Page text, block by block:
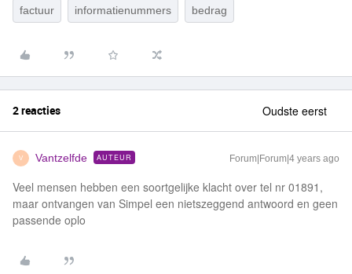
factuur informatienummers bedrag
2 reacties Oudste eerst
V Vantzelfde AUTEUR Forum|Forum|4 years ago
Veel mensen hebben een soortgelijke klacht over tel nr 01891,
maar ontvangen van Simpel een nietszeggend antwoord en geen
passende oplo